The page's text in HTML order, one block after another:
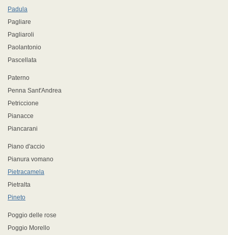
Padula
Pagliare
Pagliaroli
Paolantonio
Pascellata
Paterno
Penna Sant'Andrea
Petriccione
Pianacce
Piancarani
Piano d'accio
Pianura vomano
Pietracamela
Pietralta
Pineto
Poggio delle rose
Poggio Morello